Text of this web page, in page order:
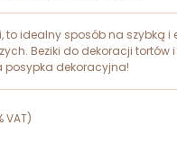
to idealny sposób na szybką
Beziki do dekoracji tortów
posypka dekoracyjna!
VAT)